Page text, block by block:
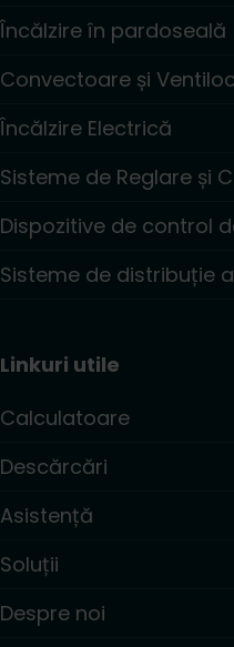
Încălzire în pardoseală
Convectoare și
Încălzire Electrică
Sisteme de Reglare și
Dispozitive de control
Sisteme de distribuție
Linkuri utile
Calculatoare
Descărcări
Asistență
Soluții
Despre noi